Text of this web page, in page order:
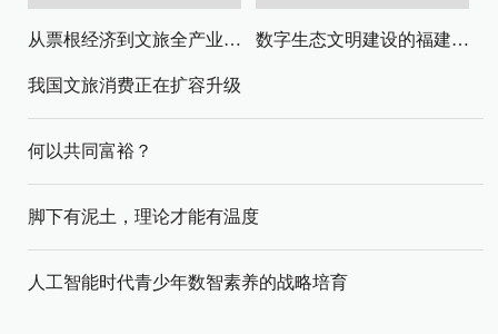
从票根经济到文旅全产业链升级 数字生态文明建设的福建路径与启示
我国文旅消费正在扩容升级
何以共同富裕？
脚下有泥土，理论才能有温度
人工智能时代青少年数智素养的战略培育